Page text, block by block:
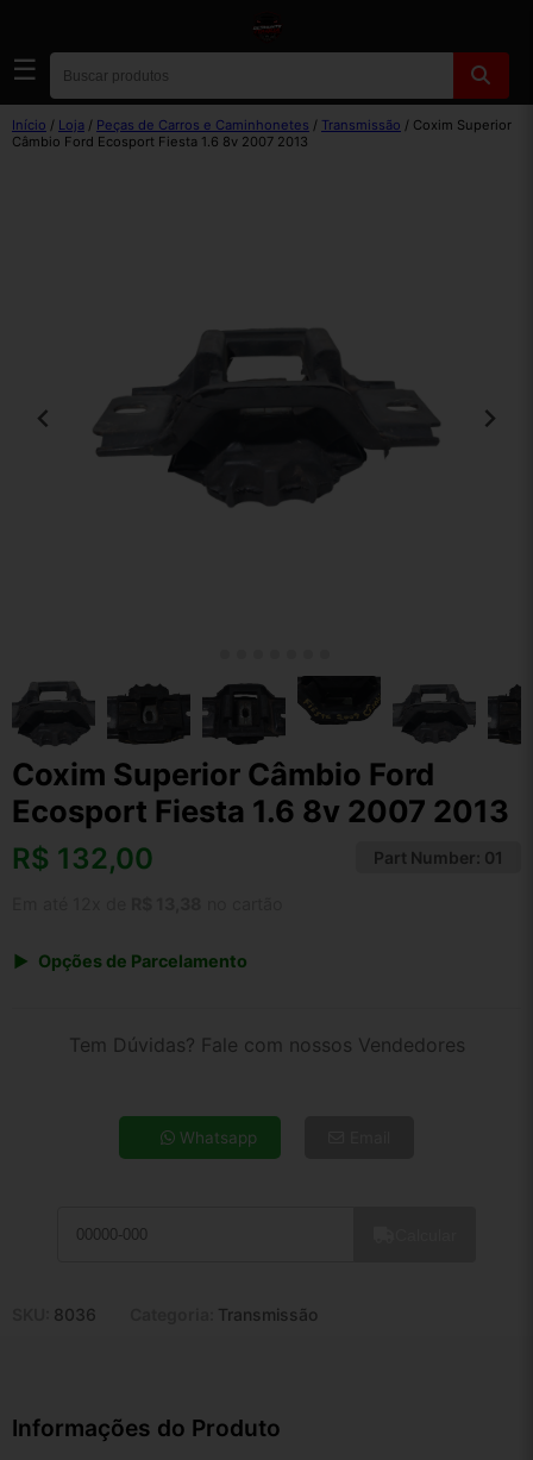
☰
Início / Loja / Peças de Carros e Caminhonetes / Transmissão / Coxim Superior
Câmbio Ford Ecosport Fiesta 1.6 8v 2007 2013
Coxim Superior Câmbio Ford
Ecosport Fiesta 1.6 8v 2007 2013
R$ 132,00 Part Number: 01
Opções de Parcelamento
5x de R$ 29,65
6x de R$ 25,00
9x de R$ 17,26
Tem Dúvidas? Fale com nossos Vendedores
Whatsapp
8036 Transmissão
Informações do Produto